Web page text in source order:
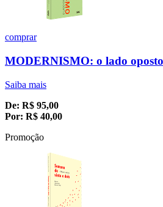
comprar
MODERNISMO: o lado
Saiba mais
De: R$ 95,00
Por: R$ 40,00
Promoção